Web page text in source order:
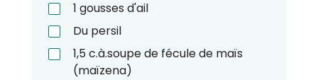
1 gousses d'ail
Du persil
1,5c.à.soupede fécule de maïs
(maïzena)